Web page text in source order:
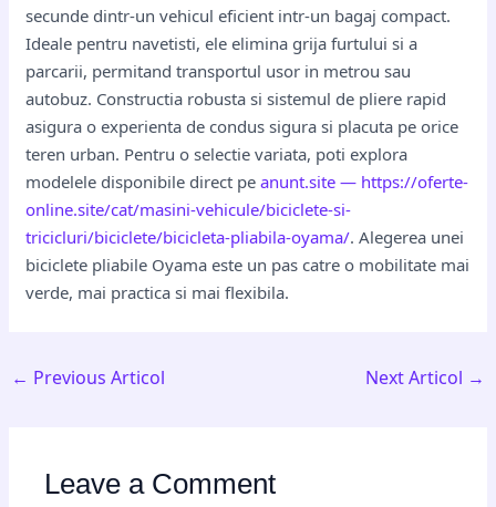
secunde dintr-un vehicul eficient intr-un bagaj compact.
Ideale pentru navetisti, ele elimina grija furtului si a
parcarii, permitand transportul usor in metrou sau
autobuz. Constructia robusta si sistemul de pliere rapid
asigura o experienta de condus sigura si placuta pe orice
teren urban. Pentru o selectie variata, poti explora
modelele disponibile direct peanunt.site — https://oferte-
online.site/cat/masini-vehicule/biciclete-si-
tricicluri/biciclete/bicicleta-pliabila-oyama/. Alegerea unei
biciclete pliabile Oyama este un pas catre o mobilitate mai
verde, mai practica si mai flexibila.
← Previous Articol Next Articol →
Leave a Comment